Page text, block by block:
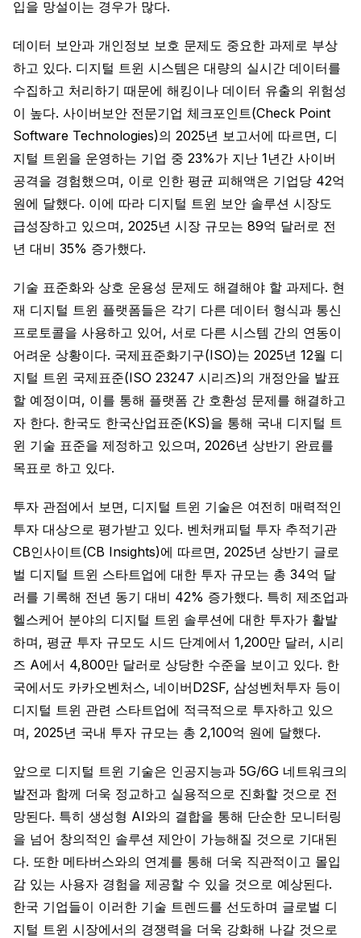
입을 망설이는 경우가 많다.
데이터 보안과 개인정보 보호 문제도 중요한 과제로 부상
하고 있다. 디지털 트윈 시스템은 대량의 실시간 데이터를
수집하고 처리하기 때문에 해킹이나 데이터 유출의 위험성
이 높다. 사이버보안 전문기업 체크포인트(Check Point
Software Technologies)의 2025년 보고서에 따르면, 디
지털 트윈을 운영하는 기업 중 23%가 지난 1년간 사이버
공격을 경험했으며, 이로 인한 평균 피해액은 기업당 42억
원에 달했다. 이에 따라 디지털 트윈 보안 솔루션 시장도
급성장하고 있으며, 2025년 시장 규모는 89억 달러로 전
년 대비 35% 증가했다.
기술 표준화와 상호 운용성 문제도 해결해야 할 과제다. 현
재 디지털 트윈 플랫폼들은 각기 다른 데이터 형식과 통신
프로토콜을 사용하고 있어, 서로 다른 시스템 간의 연동이
어려운 상황이다. 국제표준화기구(ISO)는 2025년 12월 디
지털 트윈 국제표준(ISO 23247 시리즈)의 개정안을 발표
할 예정이며, 이를 통해 플랫폼 간 호환성 문제를 해결하고
자 한다. 한국도 한국산업표준(KS)을 통해 국내 디지털 트
윈 기술 표준을 제정하고 있으며, 2026년 상반기 완료를
목표로 하고 있다.
투자 관점에서 보면, 디지털 트윈 기술은 여전히 매력적인
투자 대상으로 평가받고 있다. 벤처캐피털 투자 추적기관
CB인사이트(CB Insights)에 따르면, 2025년 상반기 글로
벌 디지털 트윈 스타트업에 대한 투자 규모는 총 34억 달
러를 기록해 전년 동기 대비 42% 증가했다. 특히 제조업과
헬스케어 분야의 디지털 트윈 솔루션에 대한 투자가 활발
하며, 평균 투자 규모도 시드 단계에서 1,200만 달러, 시리
즈 A에서 4,800만 달러로 상당한 수준을 보이고 있다. 한
국에서도 카카오벤처스, 네이버D2SF, 삼성벤처투자 등이
디지털 트윈 관련 스타트업에 적극적으로 투자하고 있으
며, 2025년 국내 투자 규모는 총 2,100억 원에 달했다.
앞으로 디지털 트윈 기술은 인공지능과 5G/6G 네트워크의
발전과 함께 더욱 정교하고 실용적으로 진화할 것으로 전
망된다. 특히 생성형 AI와의 결합을 통해 단순한 모니터링
을 넘어 창의적인 솔루션 제안이 가능해질 것으로 기대된
다. 또한 메타버스와의 연계를 통해 더욱 직관적이고 몰입
감 있는 사용자 경험을 제공할 수 있을 것으로 예상된다.
한국 기업들이 이러한 기술 트렌드를 선도하며 글로벌 디
지털 트윈 시장에서의 경쟁력을 더욱 강화해 나갈 것으로